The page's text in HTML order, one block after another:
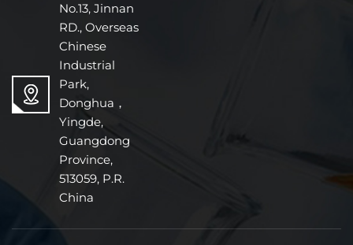
No.13, Jinnan
RD., Overseas
Chinese
Industrial
Park,
Donghua，
Yingde,
Guangdong
Province,
513059, P.R.
China